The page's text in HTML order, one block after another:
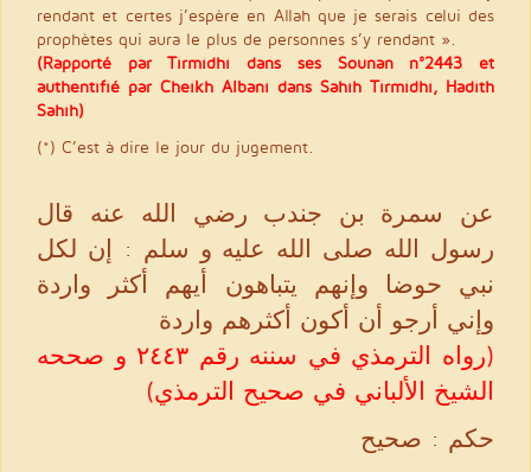
rendant et certes j’espère en Allah que je serais celui des
prophètes qui aura le plus de personnes s’y rendant ».
(Rapporté par Tirmidhi dans ses Sounan n°2443 et
authentifié par Cheikh Albani dans Sahîh Tirmidhi, Hadith
Sahîh)
(*) C’est à dire le jour du jugement.
عن سمرة بن جندب رضي الله عنه قال
رسول الله صلى الله عليه و سلم : إن لكل
نبي حوضا وإنهم يتباهون أيهم أكثر واردة
وإني أرجو أن أكون أكثرهم واردة
(رواه الترمذي في سننه رقم ٢٤٤٣ و صححه
الشيخ الألباني في صحيح الترمذي)
حكم : صحيح